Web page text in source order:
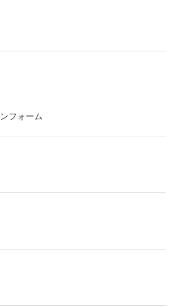
フォーム